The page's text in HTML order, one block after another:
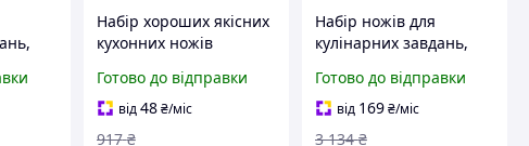
ножі
Набір хороших якісних
кухонних ножів
для кулінарних
завдань, Красиві
кухонні ножі ZK-43
Готово до відправки
від48 ₴/міс
917 ₴
Набір ножів для
кулінарних завдань,
металевих GQ-97
Готово до відправки
від 169₴/міс
3 134 ₴